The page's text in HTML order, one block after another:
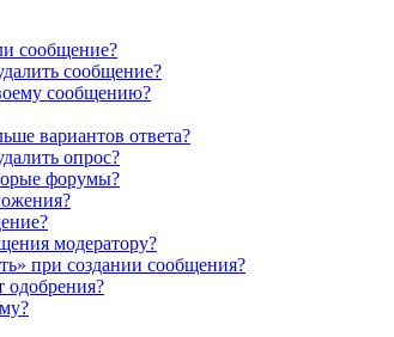
сообщение?
сообщение?
сообщению?
вариантов ответа?
опрос?
форумы?
модератору?
при создании сообщения?
одобрения?